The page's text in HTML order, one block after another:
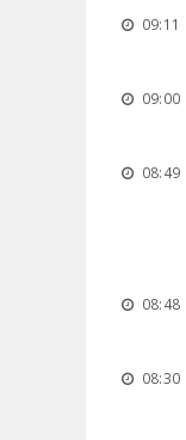
09:11
09:00
08:49
08:48
08:30